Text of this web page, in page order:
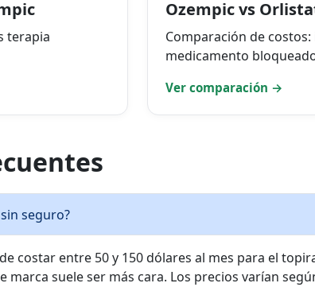
terapia
Ozempic vs
Comparación de costos:
medicamento
Ver comparación →
seguro?
costar entre 50 y 150 dólares al mes para el
marca suele ser más cara. Los precios varían